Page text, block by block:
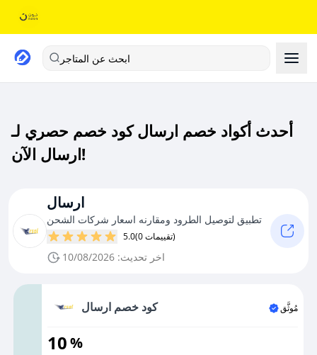
ابحث عن المتاجر
أحدث أكواد خصم ارسال كود خصم حصري لـ
ارسال الآن!
ارسال
تطبيق لتوصيل الطرود ومقارنه اسعار شركات الشحن
5.0 (0 تقييمات)
اخر تحديث: 10/08/2026
كود خصم ارسال مُوثَّق
10%